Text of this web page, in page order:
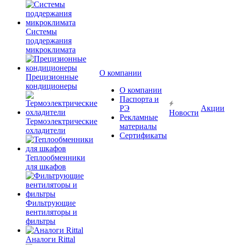
Системы
поддержания
микроклимата
Прецизионные
кондиционеры
Термоэлектрические
охладители
Теплообменники
для шкафов
Фильтрующие
вентиляторы и
фильтры
Аналоги Rittal
О компании
О компании
Паспорта и
РЭ
Рекламные
материалы
Сертификаты
Новости
Акции